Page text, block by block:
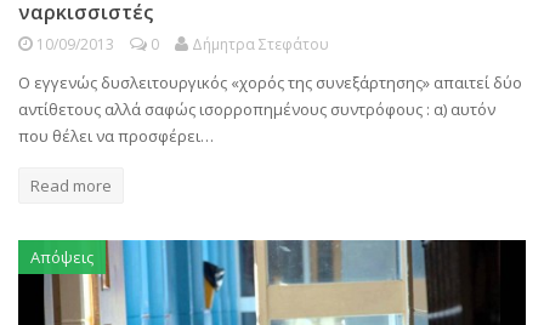
ναρκισσιστές
10/09/2013 0 Δήμητρα Στεφάτου
Ο εγγενώς δυσλειτουργικός «χορός της συνεξάρτησης» απαιτεί δύο
αντίθετους αλλά σαφώς ισορροπημένους συντρόφους : α) αυτόν
που θέλει να προσφέρει…
Read more
Απόψεις